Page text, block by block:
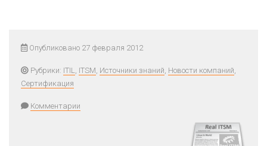
Опубликовано 27 февраля 2012
Рубрики: ITIL, ITSM, Источники знаний, Новости компаний,
Сертификация
Комментарии